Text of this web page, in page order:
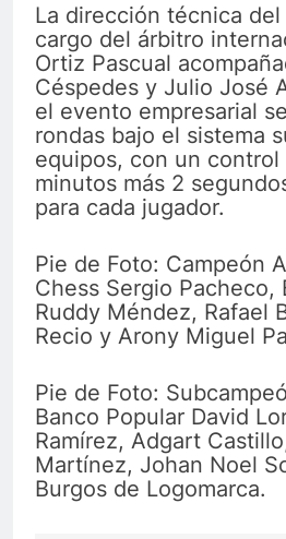
La dirección técnica
cargo del árbitro
Ortiz Pascual
Céspedes y Julio José
el evento empresarial
rondas bajo el sistema
equipos, con un
minutos más 2
para cada jugador.
Pie de Foto: Campeón
Chess Sergio Pacheco,
Ruddy Méndez, Rafael
Recio y Arony Miguel
Pie de Foto:
Banco Popular David
Ramírez, Adgart
Martínez, Johan Noel
Burgos de Logomarca.